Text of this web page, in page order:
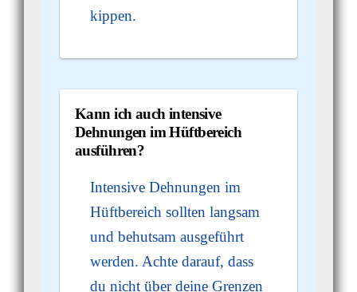
kippen.
Kann ich auch intensive
Dehnungen im Hüftbereich
ausführen?
Intensive Dehnungen im
Hüftbereich sollten langsam
und behutsam ausgeführt
werden. Achte darauf, dass
du nicht über deine Grenzen